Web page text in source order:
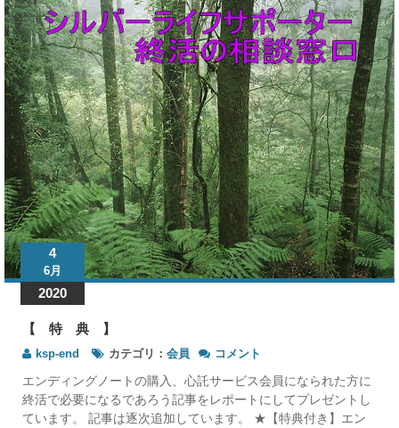
4
6月
2020
【 特 典 】
ksp-end カテゴリ： 会員
【
典 】
の
コメント
エンディングノートの購入、心託サービス会員になられた方に
終活で必要になるであろう記事をレポートにしてプレゼントし
ています。 記事は逐次追加しています。 ★【特典付き】エン